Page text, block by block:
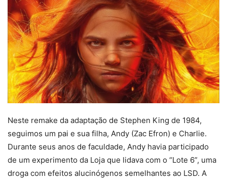
Neste remake da adaptação de Stephen King de 1984,
seguimos um pai e sua filha, Andy (Zac Efron) e Charlie.
Durante seus anos de faculdade, Andy havia participado
de um experimento da Loja que lidava com o “Lote 6”, uma
droga com efeitos alucinógenos semelhantes ao LSD. A